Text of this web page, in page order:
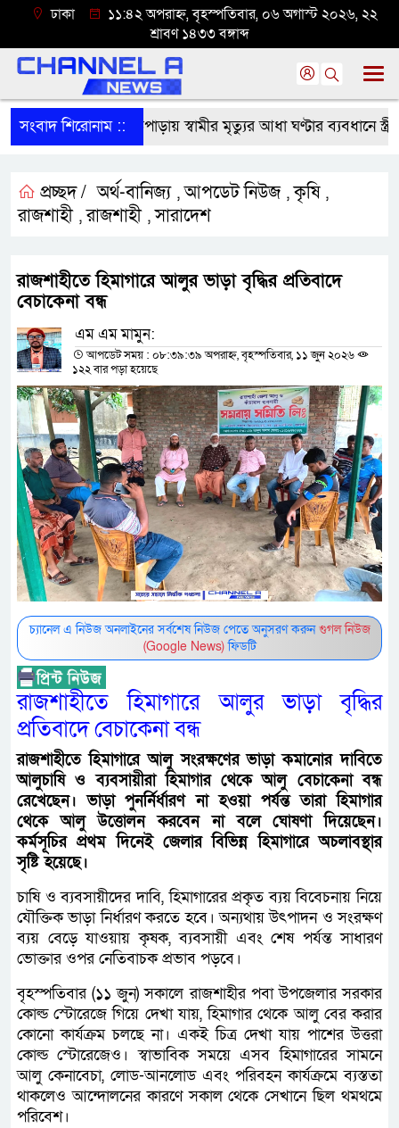
ঢাকা
১১:৪২ অপরাহ্ন, বৃহস্পতিবার, ০৬ অগাস্ট ২০২৬, ২২
শ্রাবণ ১৪৩৩ বঙ্গাব্দ
সংবাদ শিরোনাম ::বাগাতিপাড়ায় স্বামীর মৃত্যুর আধা ঘণ্টার ব্যবধানে
প্রচ্ছদ / অর্থ-বানিজ্য ,আপডেট নিউজ ,কৃষি ,
রাজশাহী ,রাজশাহী ,সারাদেশ
রাজশাহীতে হিমাগারে আলুর ভাড়া বৃদ্ধির প্রতিবাদে
বেচাকেনা বন্ধ
এম এম মামুন:
আপডেট সময় : ০৮:৩৯:৩৯ অপরাহ্ন, বৃহস্পতিবার, ১১ জুন ২০২৬
১২২ বার পড়া হয়েছে
চ্যানেল এ নিউজ অনলাইনের সর্বশেষ নিউজ পেতে অনুসরণ করুনগুগল নিউজ
(Google News)ফিডটি
রাজশাহীতে হিমাগারে আলুর ভাড়া বৃদ্ধির
প্রতিবাদে বেচাকেনা বন্ধ
রাজশাহীতে হিমাগারে আলু সংরক্ষণের ভাড়া কমানোর দাবিতে
আলুচাষি ও ব্যবসায়ীরা হিমাগার থেকে আলু বেচাকেনা বন্ধ
রেখেছেন। ভাড়া পুনর্নির্ধারণ না হওয়া পর্যন্ত তারা হিমাগার
থেকে আলু উত্তোলন করবেন না বলে ঘোষণা দিয়েছেন।
কর্মসূচির প্রথম দিনেই জেলার বিভিন্ন হিমাগারে অচলাবস্থার
সৃষ্টি হয়েছে।
চাষি ও ব্যবসায়ীদের দাবি, হিমাগারের প্রকৃত ব্যয় বিবেচনায় নিয়ে
যৌক্তিক ভাড়া নির্ধারণ করতে হবে। অন্যথায় উৎপাদন ও সংরক্ষণ
ব্যয় বেড়ে যাওয়ায় কৃষক, ব্যবসায়ী এবং শেষ পর্যন্ত সাধারণ
ভোক্তার ওপর নেতিবাচক প্রভাব পড়বে।
বৃহস্পতিবার (১১ জুন) সকালে রাজশাহীর পবা উপজেলার সরকার
কোল্ড স্টোরেজে গিয়ে দেখা যায়, হিমাগার থেকে আলু বের করার
কোনো কার্যক্রম চলছে না। একই চিত্র দেখা যায় পাশের উত্তরা
কোল্ড স্টোরেজেও। স্বাভাবিক সময়ে এসব হিমাগারের সামনে
আলু কেনাবেচা, লোড-আনলোড এবং পরিবহন কার্যক্রমে ব্যস্ততা
থাকলেও আন্দোলনের কারণে সকাল থেকে সেখানে ছিল থমথমে
পরিবেশ।